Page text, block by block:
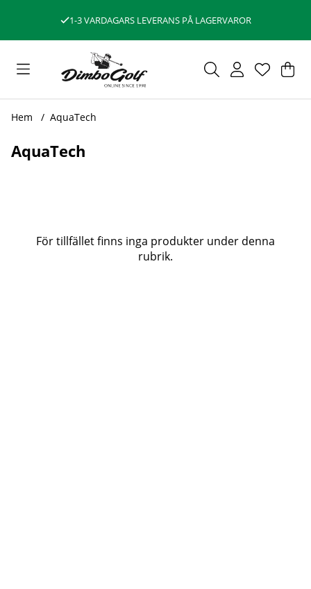
1-3 VARDAGARS LEVERANS PÅ LAGERVAROR
.
Hem AquaTech
AquaTech
Produkter
För tillfället finns inga produkter under denna
rubrik.